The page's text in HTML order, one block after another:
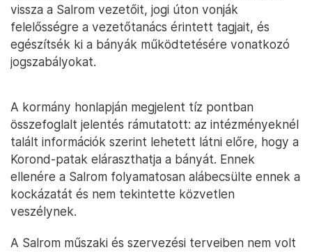
vissza a Salrom vezetőit, jogi úton vonják
felelősségre a vezetőtanács érintett tagjait, és
egészítsék ki a bányák működtetésére vonatkozó
jogszabályokat.
A kormány honlapján megjelent tíz pontban
összefoglalt jelentés rámutatott: az intézményeknél
talált információk szerint lehetett látni előre, hogy a
Korond-patak eláraszthatja a bányát. Ennek
ellenére a Salrom folyamatosan alábecsülte ennek a
kockázatát és nem tekintette közvetlen
veszélynek.
A Salrom műszaki és szervezési terveiben nem volt